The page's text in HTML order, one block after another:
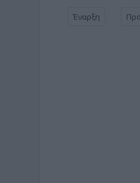
Έναρξη